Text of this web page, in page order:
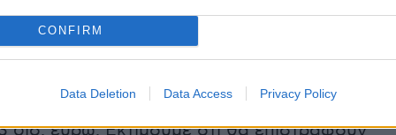
CONFIRM
Data Deletion Data Access Privacy Policy
οι ίδιοι εάν θα το πληρώσουν
15% ή σε 96 δόσεις.
ότι «το μέτρο το πήγαμε αρκετά
δισ. ευρώ. Εκτιμούμε ότι θα επιστραφούν